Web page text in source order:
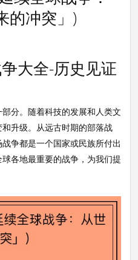
的冲突」)
大全-历史见证
分。随着科技的发展和人类文
升级。从远古时期的部落战
争都是一个国家或民族所付出
各地最重要的战争，为我们提